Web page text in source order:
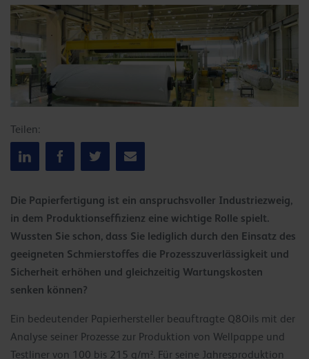
Teilen:
Die Papierfertigung ist ein anspruchsvoller Industriezweig,
in dem Produktionseffizienz eine wichtige Rolle spielt.
Wussten Sie schon, dass Sie lediglich durch den Einsatz des
geeigneten Schmierstoffes die Prozesszuverlässigkeit und
Sicherheit erhöhen und gleichzeitig Wartungskosten
senken können?
Ein bedeutender Papierhersteller beauftragte Q8Oils mit der
Analyse seiner Prozesse zur Produktion von Wellpappe und
Testliner von 100 bis 215 g/m². Für seine Jahresproduktion